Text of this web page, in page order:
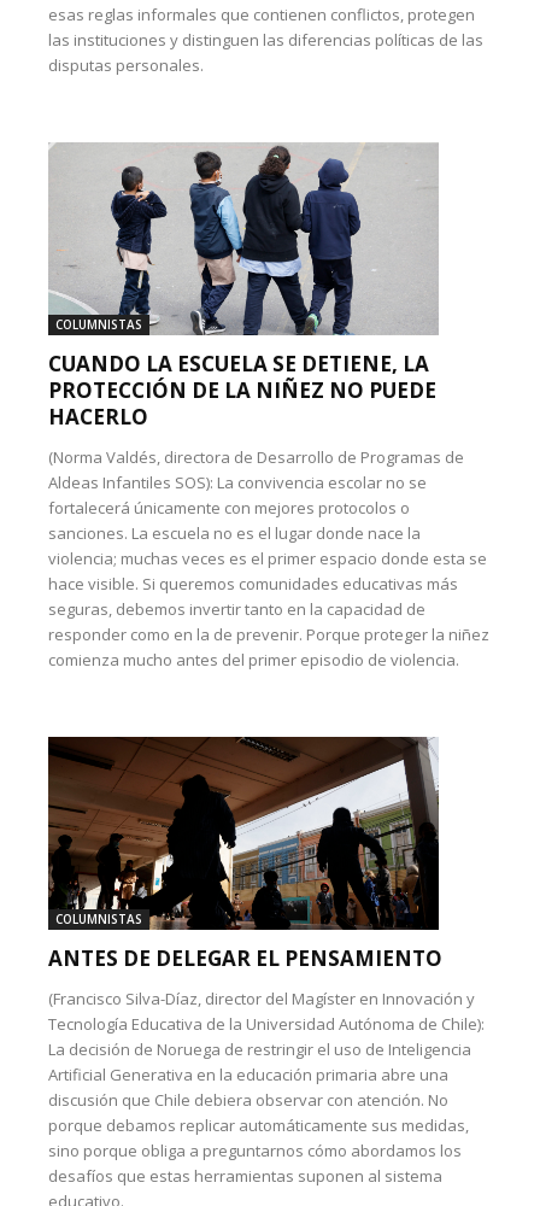
esas reglas informales que contienen conflictos, protegen
las instituciones y distinguen las diferencias políticas de las
disputas personales.
COLUMNISTAS
CUANDO LA ESCUELA SE DETIENE, LA
PROTECCIÓN DE LA NIÑEZ NO PUEDE
HACERLO
(Norma Valdés, directora de Desarrollo de Programas de
Aldeas Infantiles SOS): La convivencia escolar no se
fortalecerá únicamente con mejores protocolos o
sanciones. La escuela no es el lugar donde nace la
violencia; muchas veces es el primer espacio donde esta se
hace visible. Si queremos comunidades educativas más
seguras, debemos invertir tanto en la capacidad de
responder como en la de prevenir. Porque proteger la niñez
comienza mucho antes del primer episodio de violencia.
COLUMNISTAS
ANTES DE DELEGAR EL PENSAMIENTO
(Francisco Silva-Díaz, director del Magíster en Innovación y
Tecnología Educativa de la Universidad Autónoma de Chile):
La decisión de Noruega de restringir el uso de Inteligencia
Artificial Generativa en la educación primaria abre una
discusión que Chile debiera observar con atención. No
porque debamos replicar automáticamente sus medidas,
sino porque obliga a preguntarnos cómo abordamos los
desafíos que estas herramientas suponen al sistema
educativo.